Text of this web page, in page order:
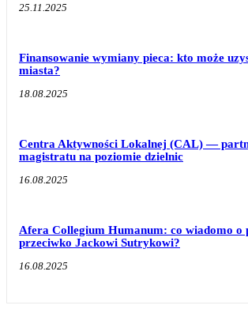
25.11.2025
Finansowanie wymiany pieca: kto może
miasta?
18.08.2025
Centra Aktywności Lokalnej (CAL) —
magistratu na poziomie dzielnic
16.08.2025
Afera Collegium Humanum: co wiadomo o
przeciwko Jackowi Sutrykowi?
16.08.2025